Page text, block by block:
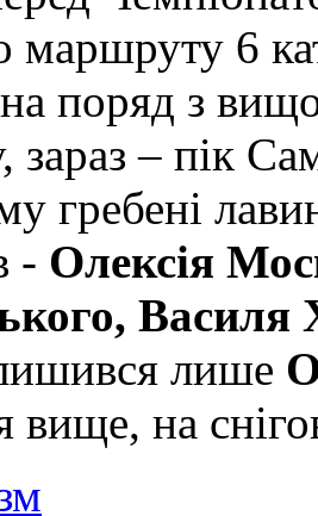
маршруту 6
поряд з
зараз – пік
гребені
- Олексія
Василя
лише
вище, на